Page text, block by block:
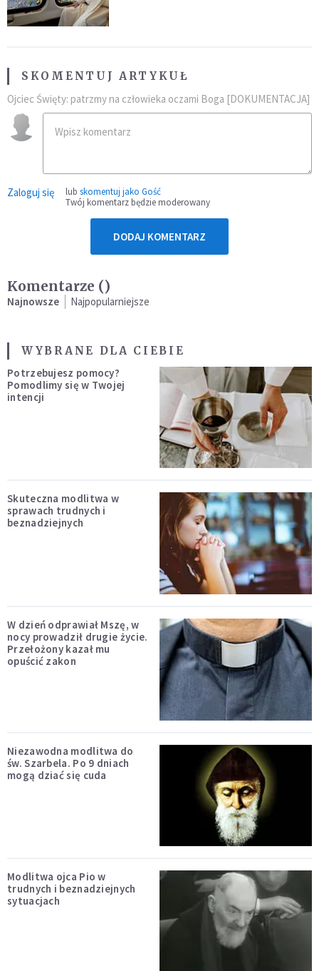
SKOMENTUJ ARTYKUŁ
Ojciec Święty: patrzmy na człowieka oczami Boga [DOKUMENTACJA]
Zaloguj się lub skomentuj jako Gość
Twój komentarz będzie moderowany
DODAJ KOMENTARZ
Komentarze ()
Najnowsze Najpopularniejsze
WYBRANE DLA CIEBIE
Potrzebujesz pomocy?
Pomodlimy się w Twojej
intencji
Skuteczna modlitwa w
sprawach trudnych i
beznadziejnych
W dzień odprawiał Mszę, w
nocy prowadził drugie życie.
Przełożony kazał mu
opuścić zakon
Niezawodna modlitwa do
św. Szarbela. Po 9 dniach
mogą dziać się cuda
Modlitwa ojca Pio w
trudnych i beznadziejnych
sytuacjach